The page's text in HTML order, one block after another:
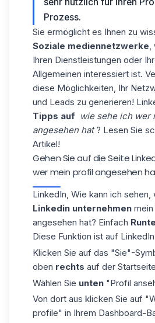
Prozess.
Sie ermöglicht es Ihnen zu
Soziale mediennetzwerke,
Ihren Dienstleistungen oder
Allgemeinen interessiert ist.
diese Möglichkeiten, Ihr
und Leads zu generieren!
Tipps auf wie sehe ich wer
angesehen hat? Lesen Sie
Artikel!
Gehen Sie auf die Seite
wer mein profil angesehen
LinkedIn, Wie kann ich
Linkedin unternehmen
angesehen hat? Einfach
Diese Funktion ist auf
Klicken Sie auf das "Sie"-
oben rechts auf der
Wählen Sie unten "Profil
Von dort aus klicken Sie auf
profile" in Ihrem Dashboard-